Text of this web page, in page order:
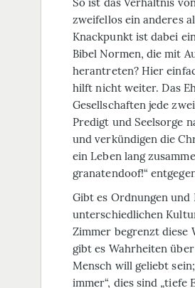
zweifellos ein anderes
Knackpunkt ist dabei
Bibel Normen, die mit
herantreten? Hier
hilft nicht weiter. Das
Gesellschaften jede
Predigt und Seelsorge
und verkündigen die
ein Leben lang
granatendoof!“
Gibt es Ordnungen
unterschiedlichen
Zimmer begrenzt diese
gibt es Wahrheiten
Mensch will geliebt
immer“, dies sind „tiefe